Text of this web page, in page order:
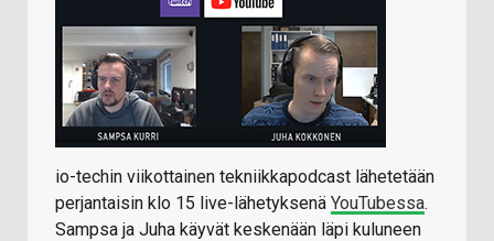
io-techin viikottainen tekniikkapodcast lähetetään
perjantaisin klo 15 live-lähetyksenä YouTubessa.
Sampsa ja Juha käyvät keskenään läpi kuluneen